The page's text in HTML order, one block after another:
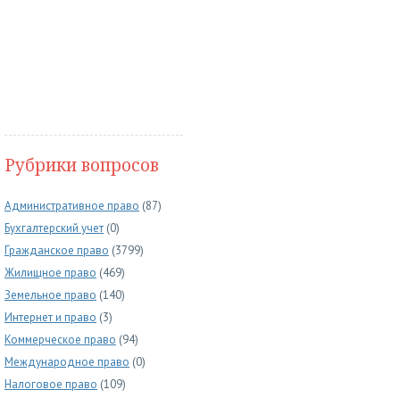
Рубрики вопросов
Административное право (87)
Бухгалтерский учет (0)
Гражданское право (3799)
Жилищное право (469)
Земельное право (140)
Интернет и право (3)
Коммерческое право (94)
Международное право (0)
Налоговое право (109)